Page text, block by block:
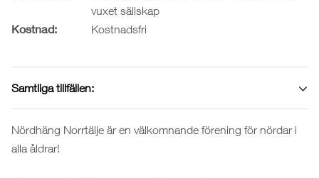
vuxet sällskap
Kostnad: Kostnadsfri
Samtliga tillfällen:
Nördhäng Norrtälje är en välkomnande förening för nördar i
alla åldrar!